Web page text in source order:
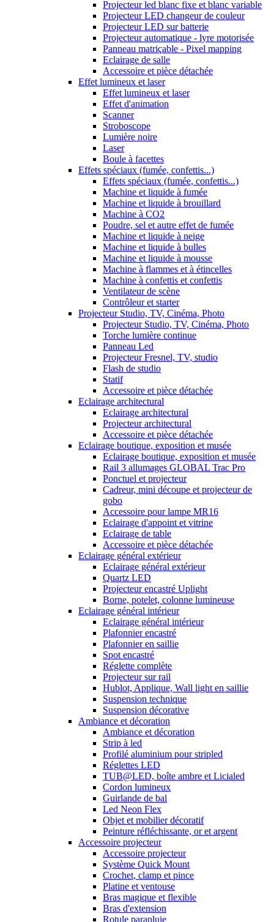
Projecteur led blanc fixe et blanc variable
Projecteur LED changeur de couleur
Projecteur LED sur batterie
Projecteur automatique - lyre motorisée
Panneau matriçable - Pixel mapping
Eclairage de salle
Accessoire et pièce détachée
Effet lumineux et laser
Effet lumineux et laser
Effet d'animation
Scanner
Stroboscope
Lumière noire
Laser
Boule à facettes
Effets spéciaux (fumée, confettis...)
Effets spéciaux (fumée, confettis...)
Machine et liquide à fumée
Machine et liquide à brouillard
Machine à CO2
Poudre, sel et autre effet de fumée
Machine et liquide à neige
Machine et liquide à bulles
Machine et liquide à mousse
Machine à flammes et à étincelles
Machine à confettis et confettis
Ventilateur de scène
Contrôleur et starter
Projecteur Studio, TV, Cinéma, Photo
Projecteur Studio, TV, Cinéma, Photo
Torche lumière continue
Panneau Led
Projecteur Fresnel, TV, studio
Flash de studio
Statif
Accessoire et pièce détachée
Eclairage architectural
Eclairage architectural
Projecteur architectural
Accessoire et pièce détachée
Eclairage boutique, exposition et musée
Eclairage boutique, exposition et musée
Rail 3 allumages GLOBAL Trac Pro
Ponctuel et projecteur
Cadreur, mini découpe et projecteur de
gobo
Accessoire pour lampe MR16
Eclairage d'appoint et vitrine
Eclairage de table
Accessoire et pièce détachée
Eclairage général extérieur
Eclairage général extérieur
Quartz LED
Projecteur encastré Uplight
Borne, potelet, colonne lumineuse
Eclairage général intérieur
Eclairage général intérieur
Plafonnier encastré
Plafonnier en saillie
Spot encastré
Réglette complète
Projecteur sur rail
Hublot, Applique, Wall light en saillie
Suspension technique
Suspension décorative
Ambiance et décoration
Ambiance et décoration
Strip à led
Profilé aluminium pour stripled
Réglettes LED
TUB@LED, boîte ambre et Licialed
Cordon lumineux
Guirlande de bal
Led Neon Flex
Objet et mobilier décoratif
Peinture réfléchissante, or et argent
Accessoire projecteur
Accessoire projecteur
Système Quick Mount
Crochet, clamp et pince
Platine et ventouse
Bras magique et flexible
Bras d'extension
Rotule parapluie